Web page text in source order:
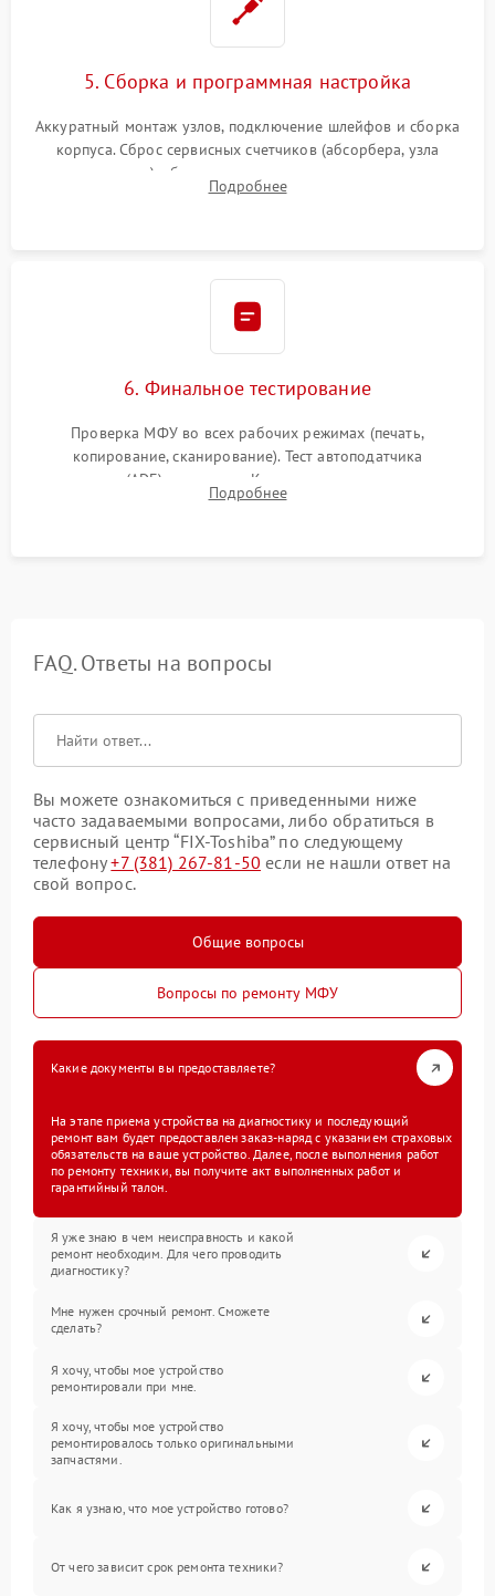
5. Сборка и программная настройка
Аккуратный монтаж узлов, подключение шлейфов и сборка
корпуса. Сброс сервисных счетчиков (абсорбера, узла
закрепления), обновление прошивки и программная
калибровка цветопередачи и позиционирования сканера.
Подробнее
6. Финальное тестирование
Проверка МФУ во всех рабочих режимах (печать,
копирование, сканирование). Тест автоподатчика
документов (ADF) и дуплекса. Контроль качества отпечатка
на отсутствие серого фона, полос и надежность запекания
Подробнее
FAQ. Ответы на вопросы
Вы можете ознакомиться с приведенными ниже
часто задаваемыми вопросами, либо обратиться в
сервисный центр “FIX-Toshiba” по следующему
телефону+7 (381) 267-81-50 если не нашли ответ на
свой вопрос.
Общие вопросы
Вопросы по ремонту МФУ
Какие документы вы предоставляете?
На этапе приема устройства на диагностику и последующий
ремонт вам будет предоставлен заказ-наряд с указанием страховых
обязательств на ваше устройство. Далее, после выполнения работ
по ремонту техники, вы получите акт выполненных работ и
гарантийный талон.
Я уже знаю в чем неисправность и какой
ремонт необходим. Для чего проводить
диагностику?
Мне нужен срочный ремонт. Сможете
сделать?
Я хочу, чтобы мое устройство
ремонтировали при мне.
Я хочу, чтобы мое устройство
ремонтировалось только оригинальными
запчастями.
Как я узнаю, что мое устройство готово?
От чего зависит срок ремонта техники?